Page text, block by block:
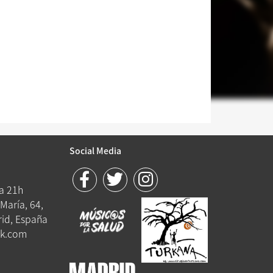
21h
64,
España
Social Media